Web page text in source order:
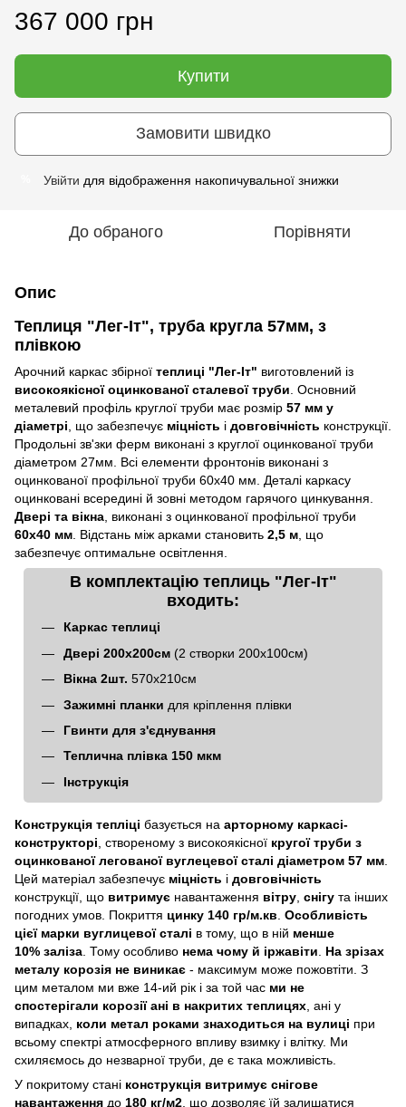
367 000 грн
Купити
Замовити швидко
Увійти для відображення накопичувальної знижки
До обраного Порівняти
Опис
Теплиця "Лег-Іт", труба кругла 57мм, з
плівкою
Арочний каркас збірної теплиці "Лег-Іт" виготовлений із
високоякісної оцинкованої сталевої труби . Основний
металевий профіль круглої труби має розмір 57 мм у
діаметрі , що забезпечує міцність і довговічність конструкції.
Продольні зв'зки ферм виконані з круглої оцинкованої труби
діаметром 27мм. Всі елементи фронтонів виконані з
оцинкованої профільної труби 60х40 мм. Деталі каркасу
оцинковані всередині й зовні методом гарячого цинкування.
Двері та вікна , виконані з оцинкованої профільної труби
60х40 мм . Відстань між арками становить 2,5 м , що
забезпечує оптимальне освітлення.
В комплектацію теплиць "Лег-Іт"
входить:
Каркас теплиці
Двері 200x200см (2 створки 200х100см)
Вікна 2шт. 570x210см
Зажимні планки для кріплення плівки
Гвинти для з'єднування
Теплична плівка 150 мкм
Інструкція
Конструкція тепліці базується на арторному каркасі-
конструкторі , створеному з високоякісної кругої труби з
оцинкованої легованої вуглецевої сталі діаметром 57 мм
Цей матеріал забезпечує міцність і довговічність
конструкції, що витримує навантаження вітру снігу та інших
погодних умов. Покриття цинку 140 гр/м.кв Особливість
цієї марки вуглицевої сталі в тому, що в ній менше
10% заліза . Тому особливо нема чому й іржавіти
На зрізах
металу корозія не виникає - максимум може пожовтіти. З
цим металом ми вже 14-ий рік і за той час ми не
спостерігали корозії ані в накритих теплицях , ані у
випадках, коли метал роками знаходиться на вулиці при
всьому спектрі атмосферного впливу взимку і влітку. Ми
схиляємось до незварної труби, де є така можливість.
У покритому стані конструкція витримує снігове
навантаження до 180 кг/м2 , що дозволяє їй залишатися